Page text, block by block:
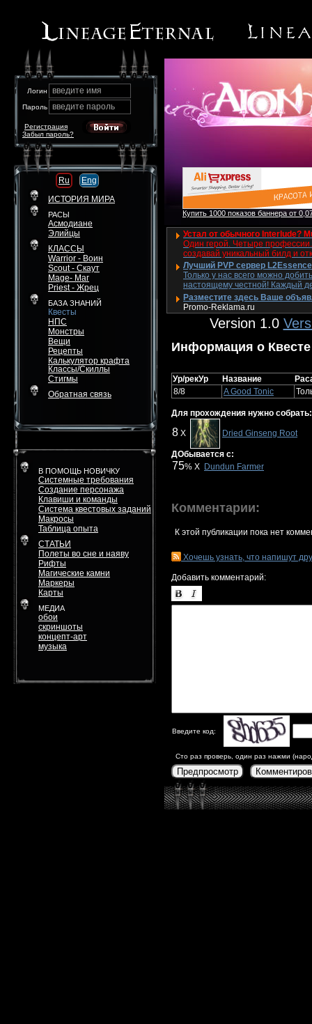
Логин введите имя
Пароль введите пароль
Забыл пароль?
Регистрация
Ru
Eng
ИСТОРИЯ МИРА
РАСЫ
Асмодиане
Элийцы
КЛАССЫ
Warrior - Воин
Scout - Скаут
Mage- Маг
Priest - Жрец
БАЗА ЗНАНИЙ
Квесты
НПС
Монстры
Вещи
Рецепты
Калькулятор крафта
Классы/Скиллы
Стигмы
Обратная связь
В ПОМОЩЬ НОВИЧКУ
Системные требования
Создание персонажа
Клавиши и команды
Система квестовых заданий
Макросы
Таблица опыта
СТАТЬИ
Полеты во сне и наяву
Рифты
Магические камни
Маркеры
Карты
МЕДИА
обои
скриншоты
концепт-арт
музыка
Купить 1000 показов баннера от
Устал от обычного Interlude?
Один герой. Четыре
создавай уникальный билд и
Лучший PVP сервер
Только у нас всего можно
настоящему честной! Каждый
Разместите здесь Ваше
Promo-Reklama.ru
Version 1.0
Информация о Квесте
Ур/рекУр Название
8/8
A Good Tonic
Для прохождения нужно собрать:
8 X Dried Ginseng Root
ДОбывается с:
75% X Dundun Farmer
Комментарии:
К этой публикации пока нет
Хочешь узнать, что напишут
Добавить комментарий:
Введите код:
Сто раз проверь, один раз нажми
Предпросмотр